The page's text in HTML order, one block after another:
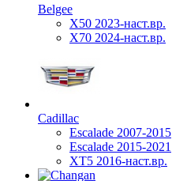
Belgee
X50 2023-наст.вр.
X70 2024-наст.вр.
Cadillac
Escalade 2007-2015
Escalade 2015-2021
XT5 2016-наст.вр.